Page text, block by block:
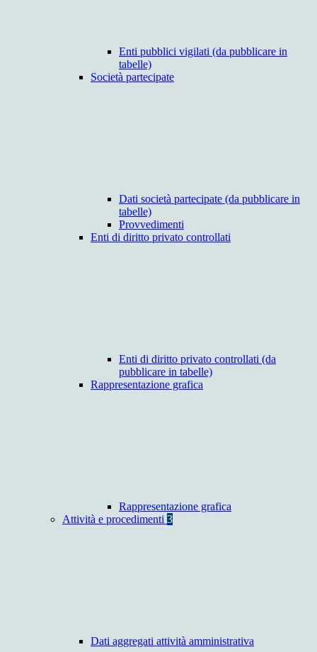
Enti pubblici vigilati (da pubblicare in
tabelle)
Società partecipate
Dati società partecipate (da pubblicare in
tabelle)
Provvedimenti
Enti di diritto privato controllati
Enti di diritto privato controllati (da
pubblicare in tabelle)
Rappresentazione grafica
Rappresentazione grafica
Attività e procedimenti 3
Dati aggregati attività amministrativa